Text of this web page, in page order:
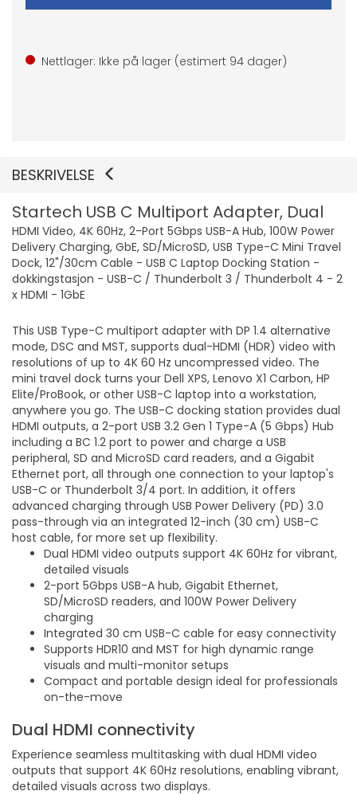
Nettlager: Ikke på lager (estimert 94 dager)
BESKRIVELSE
Startech USB C Multiport Adapter, Dual
HDMI Video, 4K 60Hz, 2-Port 5Gbps USB-A Hub, 100W Power
Delivery Charging, GbE, SD/MicroSD, USB Type-C Mini Travel
Dock, 12"/30cm Cable - USB C Laptop Docking Station -
dokkingstasjon - USB-C / Thunderbolt 3 / Thunderbolt 4 - 2
x HDMI - 1GbE
This USB Type-C multiport adapter with DP 1.4 alternative
mode, DSC and MST, supports dual-HDMI (HDR) video with
resolutions of up to 4K 60 Hz uncompressed video. The
mini travel dock turns your Dell XPS, Lenovo X1 Carbon, HP
Elite/ProBook, or other USB-C laptop into a workstation,
anywhere you go. The USB-C docking station provides dual
HDMI outputs, a 2-port USB 3.2 Gen 1 Type-A (5 Gbps) Hub
including a BC 1.2 port to power and charge a USB
peripheral, SD and MicroSD card readers, and a Gigabit
Ethernet port, all through one connection to your laptop's
USB-C or Thunderbolt 3/4 port. In addition, it offers
advanced charging through USB Power Delivery (PD) 3.0
pass-through via an integrated 12-inch (30 cm) USB-C
host cable, for more set up flexibility.
Dual HDMI video outputs support 4K 60Hz for vibrant,
detailed visuals
2-port 5Gbps USB-A hub, Gigabit Ethernet,
SD/MicroSD readers, and 100W Power Delivery
charging
Integrated 30 cm USB-C cable for easy connectivity
Supports HDR10 and MST for high dynamic range
visuals and multi-monitor setups
Compact and portable design ideal for professionals
on-the-move
Dual HDMI connectivity
Experience seamless multitasking with dual HDMI video
outputs that support 4K 60Hz resolutions, enabling vibrant,
detailed visuals across two displays.